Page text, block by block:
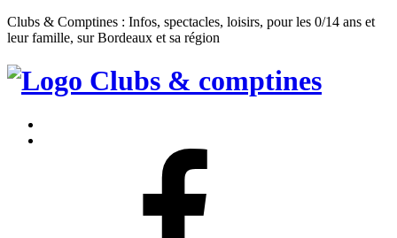
Clubs & Comptines : Infos, spectacles, loisirs, pour les 0/14 ans et
leur famille, sur Bordeaux et sa région
Clubs
Comptines